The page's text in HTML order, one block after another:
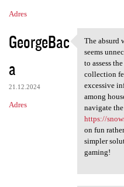
Adres
GeorgeBac
a
21.12.2024
Adres
The
The absurd
seems
to assess
collection
excessive
among
navigate
https://
on fun
simpler
gaming!